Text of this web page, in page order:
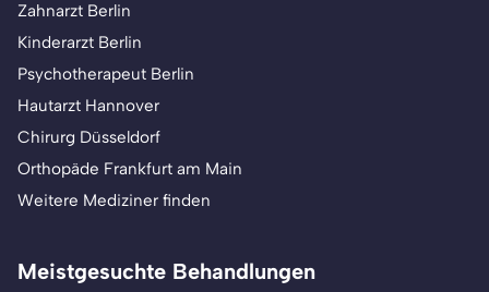
Zahnarzt Berlin
Kinderarzt Berlin
Psychotherapeut Berlin
Hautarzt Hannover
Chirurg Düsseldorf
Orthopäde Frankfurt am Main
Weitere Mediziner finden
Meistgesuchte Behandlungen